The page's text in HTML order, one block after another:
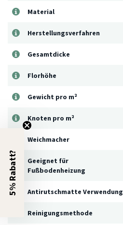
Material
Herstellungsverfahren
Gesamtdicke
Florhöhe
Gewicht pro m²
Knoten pro m²
Weichmacher
Geeignet für
Fußbodenheizung
Antirutschmatte Verwendung
Reinigungsmethode
5% Rabatt?